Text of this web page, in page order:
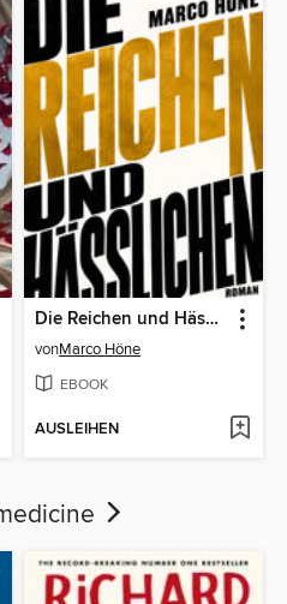
Die Reichen und Hässlichen
vonMarco Höne
EBOOK
AUSLEIHEN